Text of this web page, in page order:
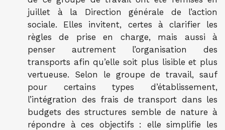
juillet à la Direction générale de l’action
sociale. Elles invitent, certes à clarifier les
règles de prise en charge, mais aussi à
penser autrement l’organisation des
transports afin qu’elle soit plus lisible et plus
vertueuse. Selon le groupe de travail, sauf
pour certains types d’établissement,
l’intégration des frais de transport dans les
budgets des structures semble de nature à
répondre à ces objectifs : elle simplifie les